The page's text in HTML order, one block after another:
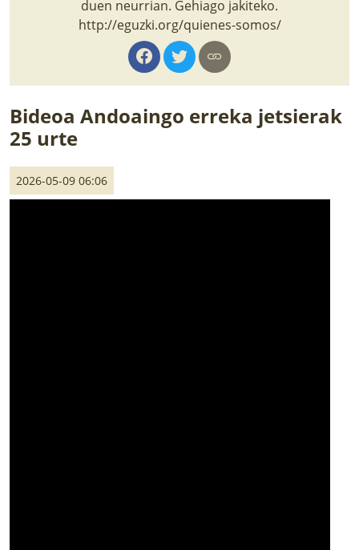
LURRAREN AGENDA
duen neurrian. Gehiago jakiteko.
http://eguzki.org/quienes-somos/
Bideoa Andoaingo erreka jetsierak
25 urte
2026-05-09 06:06